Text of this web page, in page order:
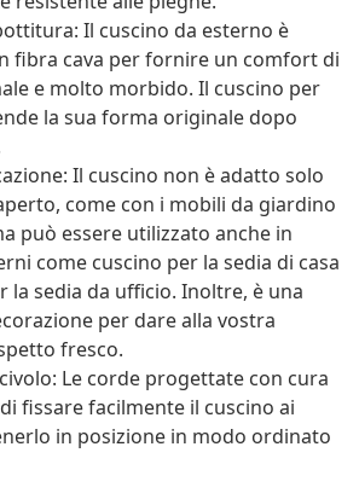
Il cuscino da esterno è
fibra cava per fornire un comfort di
e molto morbido. Il cuscino per
la sua forma originale dopo
Il cuscino non è adatto solo
come con i mobili da giardino
può essere utilizzato anche in
come cuscino per la sedia di casa
la sedia da ufficio. Inoltre, è una
per dare alla vostra
fresco.
Le corde progettate con cura
fissare facilmente il cuscino ai
in posizione in modo ordinato